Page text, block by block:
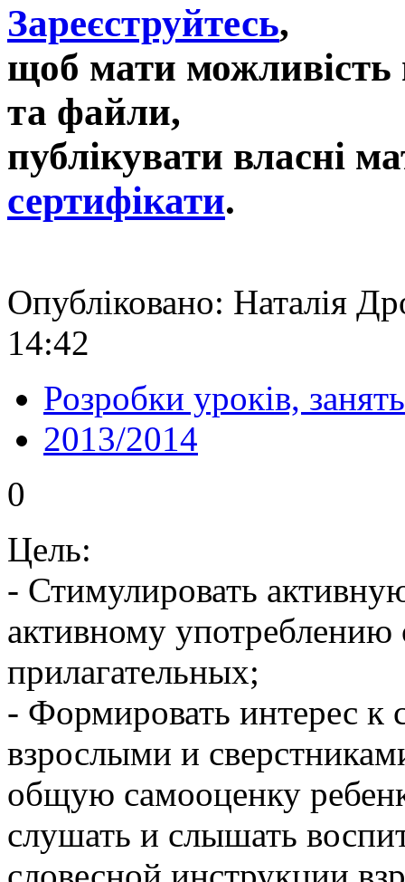
Зареєструйтесь,
щоб мати можливість
та файли,
публікувати власні
сертифікати.
Опубліковано: Наталія
14:42
Розробки уроків, занять
2013/2014
0
Цель:
- Стимулировать
активному
прилагательных;
- Формировать интерес к
взрослыми и
общую самооценку
слушать и слышать